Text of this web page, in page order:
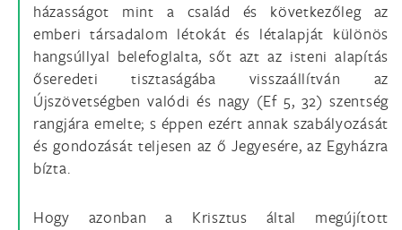
házasságot mint a család és következőleg az
emberi társadalom létokát és létalapját különös
hangsúllyal belefoglalta, sőt azt az isteni alapítás
őseredeti tisztaságába visszaállítván az
Újszövetségben valódi és nagy (Ef 5, 32) szentség
rangjára emelte; s éppen ezért annak szabályozását
és gondozását teljesen az ő Jegyesére, az Egyházra
bízta.
Hogy azonban a Krisztus által megújított